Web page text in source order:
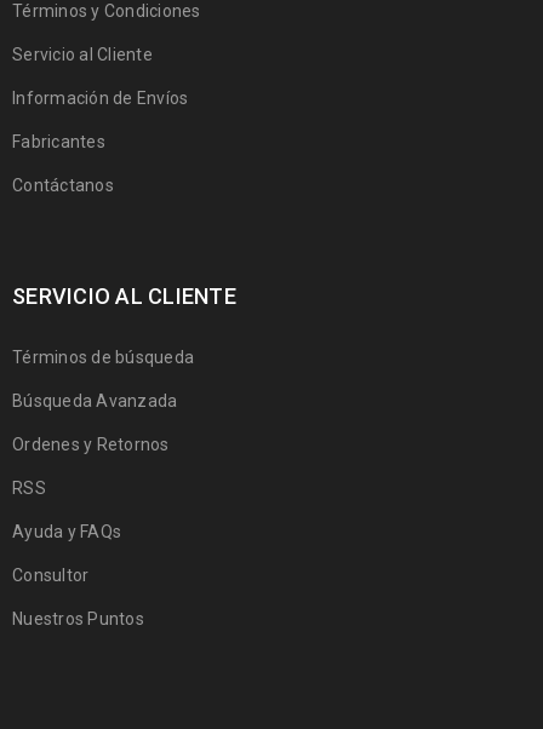
Términos y Condiciones
Servicio al Cliente
Información de Envíos
Fabricantes
Contáctanos
SERVICIO AL CLIENTE
Términos de búsqueda
Búsqueda Avanzada
Ordenes y Retornos
RSS
Ayuda y FAQs
Consultor
Nuestros Puntos